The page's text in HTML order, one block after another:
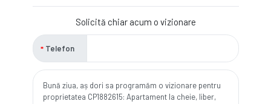
Solicită chiar acum o vizionare
Telefon